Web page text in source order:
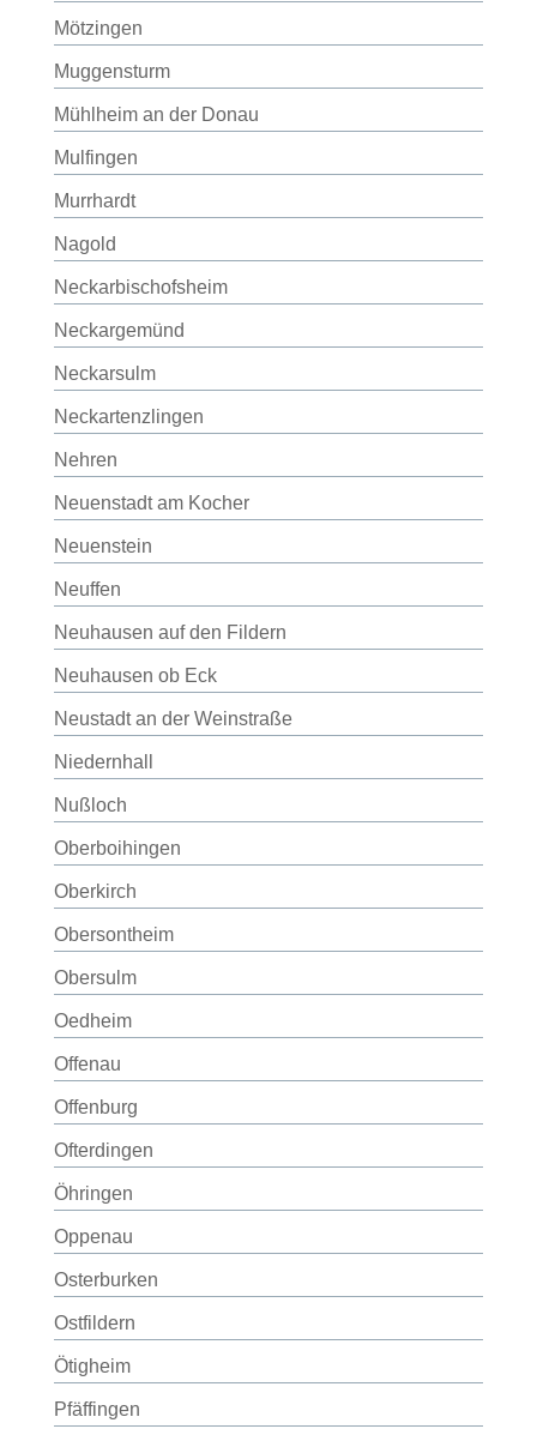
Mötzingen
Muggensturm
Mühlheim an der Donau
Mulfingen
Murrhardt
Nagold
Neckarbischofsheim
Neckargemünd
Neckarsulm
Neckartenzlingen
Nehren
Neuenstadt am Kocher
Neuenstein
Neuffen
Neuhausen auf den Fildern
Neuhausen ob Eck
Neustadt an der Weinstraße
Niedernhall
Nußloch
Oberboihingen
Oberkirch
Obersontheim
Obersulm
Oedheim
Offenau
Offenburg
Ofterdingen
Öhringen
Oppenau
Osterburken
Ostfildern
Ötigheim
Pfäffingen